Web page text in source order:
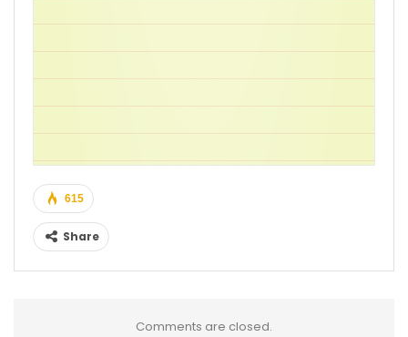
615
Share
Comments are closed.